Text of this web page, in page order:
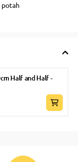
potah
Half and Half -